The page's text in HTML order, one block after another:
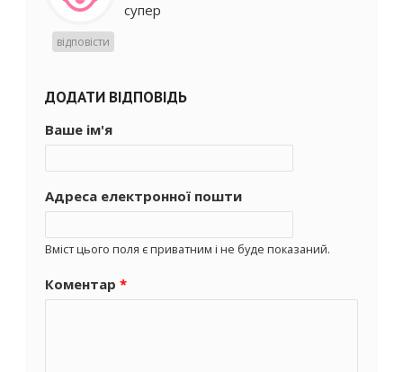
супер
відповісти
ДОДАТИ ВІДПОВІДЬ
Ваше ім'я
Адреса електронної пошти
Вміст цього поля є приватним і не буде показаний.
Коментар *